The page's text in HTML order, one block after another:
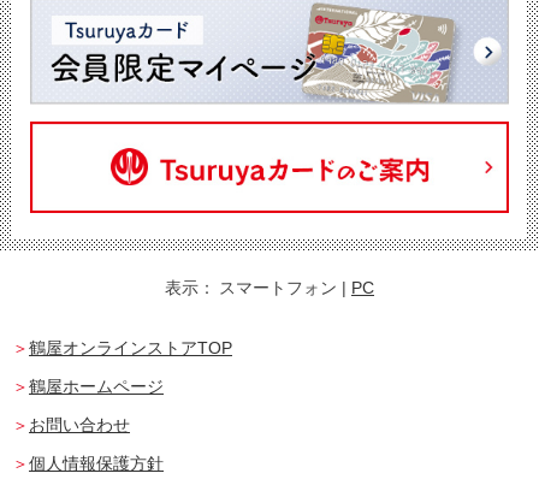
表示： スマートフォン | PC
鶴屋オンラインストアTOP
鶴屋ホームページ
お問い合わせ
個人情報保護方針